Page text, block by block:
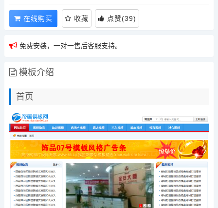
在线购买 收藏 点赞(39)
免费安装，一对一售后客服支持。
模板介绍
首页